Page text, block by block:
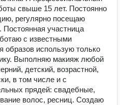
свыше 15 лет. Постоянно
регулярно посещаю
Постоянная участница
с известными
образов использую только
Выполняю макияж любой
детский, возрастной,
в том числе и с
прядей: свадебные,
волос, ресниц. Создаю